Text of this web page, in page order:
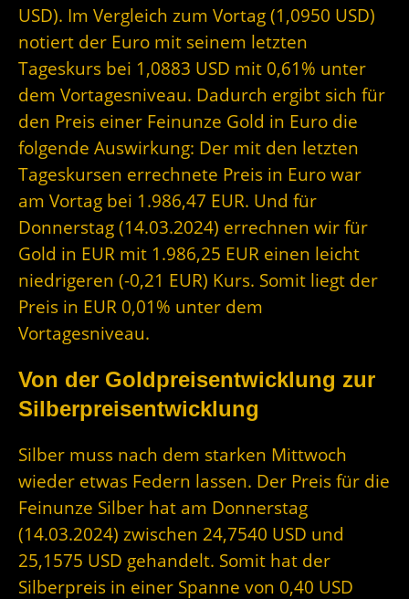
USD). Im Vergleich zum Vortag (1,0950 USD)
notiert der Euro mit seinem letzten
Tageskurs bei 1,0883 USD mit 0,61% unter
dem Vortagesniveau. Dadurch ergibt sich für
den Preis einer Feinunze Gold in Euro die
folgende Auswirkung: Der mit den letzten
Tageskursen errechnete Preis in Euro war
am Vortag bei 1.986,47 EUR. Und für
Donnerstag (14.03.2024) errechnen wir für
Gold in EUR mit 1.986,25 EUR einen leicht
niedrigeren (-0,21 EUR) Kurs. Somit liegt der
Preis in EUR 0,01% unter dem
Vortagesniveau.
Von der Goldpreisentwicklung zur
Silberpreisentwicklung
Silber muss nach dem starken Mittwoch
wieder etwas Federn lassen. Der Preis für die
Feinunze Silber hat am Donnerstag
(14.03.2024) zwischen 24,7540 USD und
25,1575 USD gehandelt. Somit hat der
Silberpreis in einer Spanne von 0,40 USD